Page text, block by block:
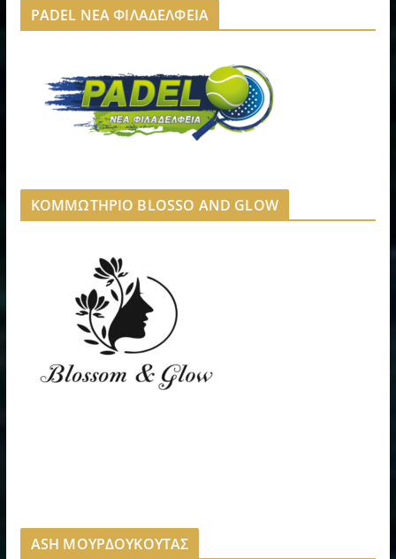
PADEL ΝΕΑ ΦΙΛΑΔΕΛΦΕΙΑ
ΚΟΜΜΩΤΗΡΙΟ BLOSSO AND GLOW
ASH ΜΟΥΡΔΟΥΚΟΥΤΑΣ